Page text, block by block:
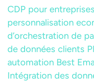
CDP pour entreprises
personnalisation
d’orchestration de
de données clients
automation Best
Intégration des